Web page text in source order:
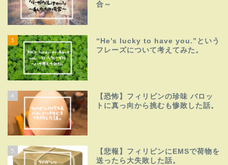
合～
3
“He’s lucky to have you.”という
フレーズについて考えてみた。
4
【恐怖】フィリピンの珍味 バロッ
トに真っ向から挑むも惨敗した話。
5
【悲報】フィリピンにEMSで荷物を
送ったら大失敗した話。